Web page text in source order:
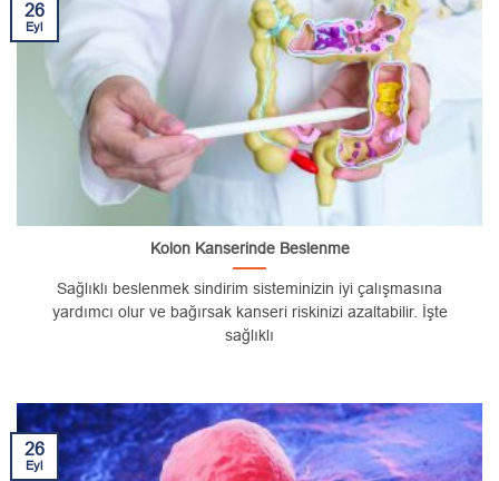
Kolon Kanserinde Beslenme
Sağlıklı beslenmek sindirim sisteminizin iyi çalışmasına
yardımcı olur ve bağırsak kanseri riskinizi azaltabilir. İşte
sağlıklı
26
Eyl
26
Eyl